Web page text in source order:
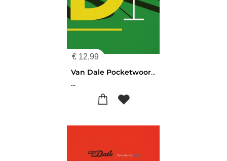
€ 12,99
Van Dale Pocketwoordenboek Duits-Nederlands
...